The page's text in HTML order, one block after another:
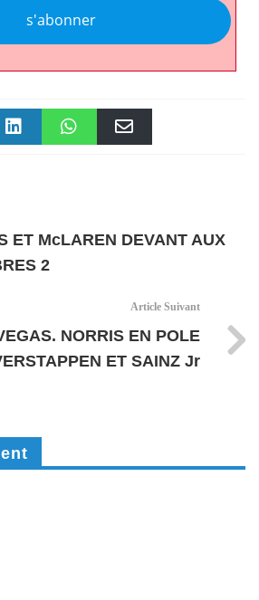
s'abonner
ET McLAREN DEVANT AUX
2
Article Suivant
NORRIS EN POLE
ET SAINZ Jr